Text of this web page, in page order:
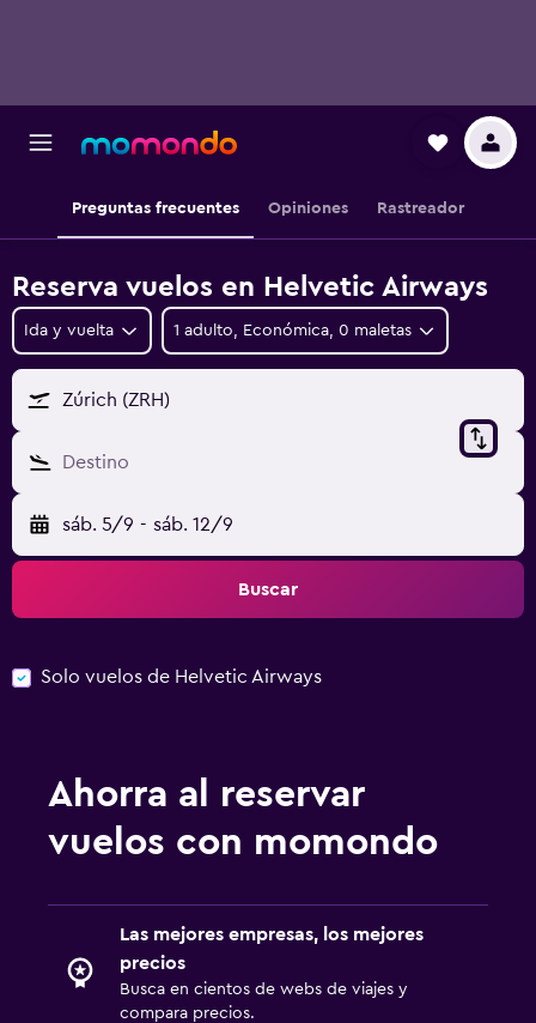
Preguntas frecuentes Opiniones Rastreador
Reserva vuelos en Helvetic Airways
Ida y vuelta 1 adulto, Económica, 0 maletas
Zúrich (ZRH)
Destino
sáb. 5/9 - sáb. 12/9
Buscar
Solo vuelos de Helvetic Airways
Ahorra al reservar
vuelos con momondo
Las mejores empresas, los mejores
precios
Busca en cientos de webs de viajes y
compara precios.